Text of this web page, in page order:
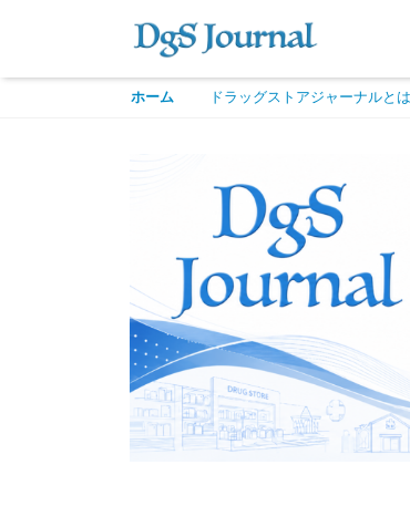
ホーム ドラッグストアジャーナルと